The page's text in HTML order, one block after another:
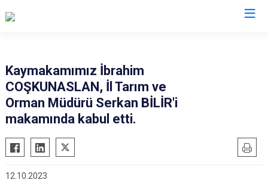
Banaz
Sivaslı
Kaymakamımız İbrahim
COŞKUNASLAN, İl Tarım ve
Orman Müdürü Serkan BİLİR'i
makamında kabul etti.
12.10.2023